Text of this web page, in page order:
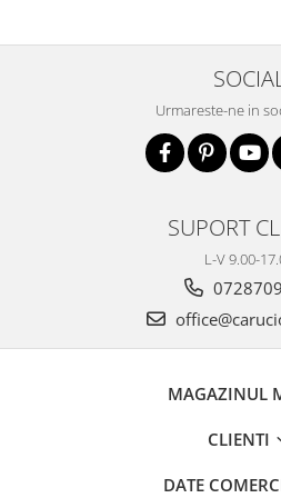
Biciclete cu roti 26 inch
Biciclete cu roti 27 inch
Biciclete cu roti 28 inch
Casca protectie copii
Karturi si masinute cu pedale
Masinute fara pedale
Role copii si adulti
Masinute si motociclete electrice
Urmareste-ne in
SUPORT
L-V 9.00-
MAGAZINUL
CLIENTI
DATE